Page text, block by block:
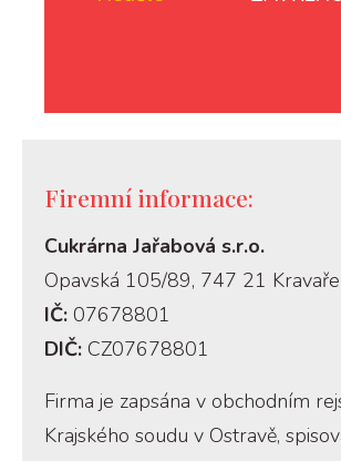
Firemní informace:
Cukrárna Jařabová s.r.o.
Opavská 105/89, 747 21 Kravaře
IČ: 07678801
DIČ: CZ07678801
Firma je zapsána v obchodním
Krajského soudu v Ostravě,